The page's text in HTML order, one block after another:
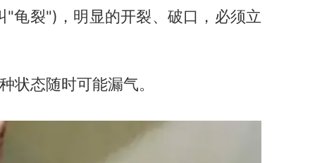
龟裂")，明显的开裂、破口，必须立
状态随时可能漏气。